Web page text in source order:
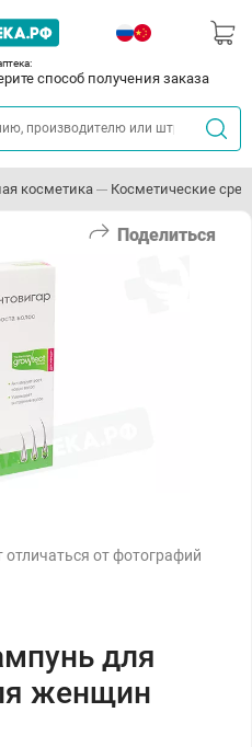
способ получения заказа
косметика Косметические
Поделиться
от фотографий
для
женщин